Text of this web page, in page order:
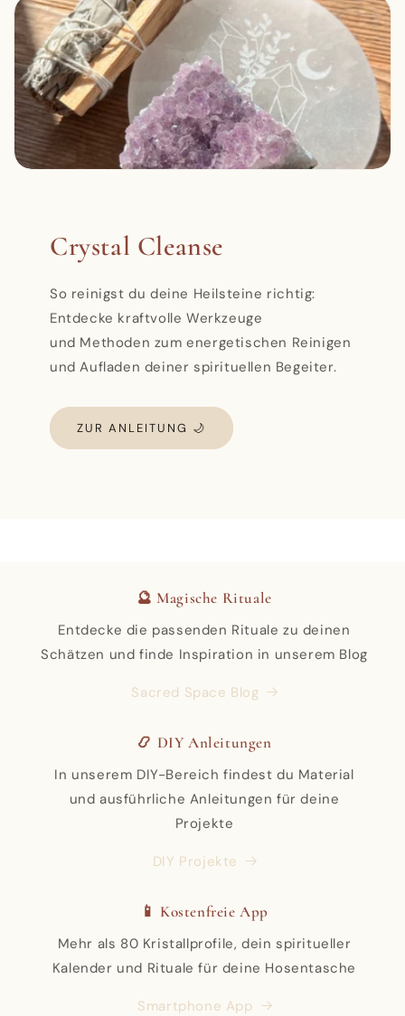
Crystal Cleanse
So reinigst du deine Heilsteine richtig:
Entdecke kraftvolle Werkzeuge
und Methoden zum energetischen Reinigen
und Aufladen deiner spirituellen Begeiter.
ZUR ANLEITUNG 🌙
🔮 Magische Rituale
Entdecke die passenden Rituale zu deinen
Schätzen und finde Inspiration in unserem Blog
Sacred Space Blog
📿 DIY Anleitungen
In unserem DIY-Bereich findest du Material
und ausführliche Anleitungen für deine
Projekte
DIY Projekte
📱 Kostenfreie App
Mehr als 80 Kristallprofile, dein spiritueller
Kalender und Rituale für deine Hosentasche
Smartphone App